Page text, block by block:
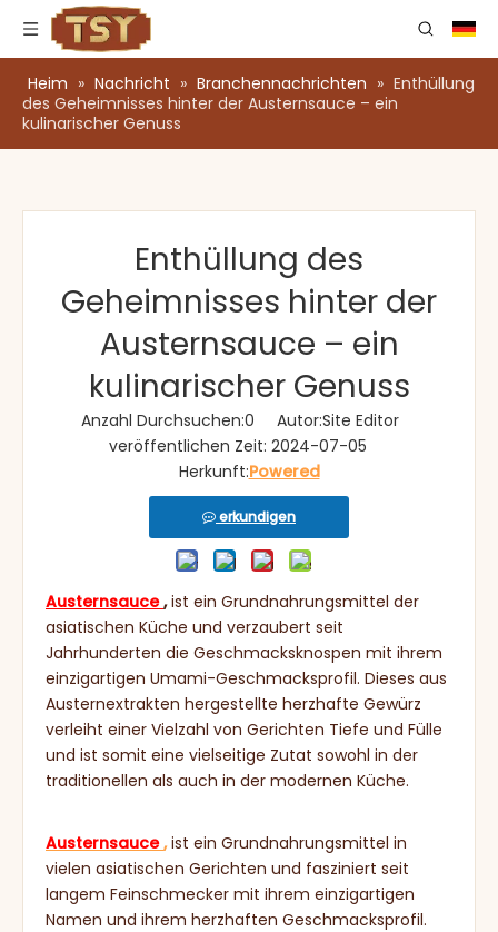
Heim » Nachricht » Branchennachrichten » Enthüllung
des Geheimnisses hinter der Austernsauce – ein
kulinarischer Genuss
Enthüllung des
Geheimnisses hinter der
Austernsauce – ein
kulinarischer Genuss
Anzahl Durchsuchen:0 Autor:Site Editor
veröffentlichen Zeit: 2024-07-05
Herkunft:Powered
erkundigen
Austernsauce,ist ein Grundnahrungsmittel der
asiatischen Küche und verzaubert seit
Jahrhunderten die Geschmacksknospen mit ihrem
einzigartigen Umami-Geschmacksprofil. Dieses aus
Austernextrakten hergestellte herzhafte Gewürz
verleiht einer Vielzahl von Gerichten Tiefe und Fülle
und ist somit eine vielseitige Zutat sowohl in der
traditionellen als auch in der modernen Küche.
Austernsauce,ist ein Grundnahrungsmittel in
vielen asiatischen Gerichten und fasziniert seit
langem Feinschmecker mit ihrem einzigartigen
Namen und ihrem herzhaften Geschmacksprofil.